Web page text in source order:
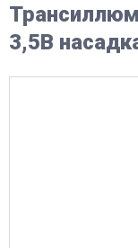
3,5В